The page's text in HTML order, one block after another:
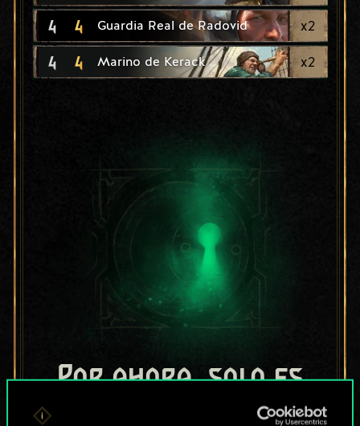
4 4 Guardia Real de Radovid x2
4 4 Marino de Kerack x2
Por ahora, solo es
un conjunto de